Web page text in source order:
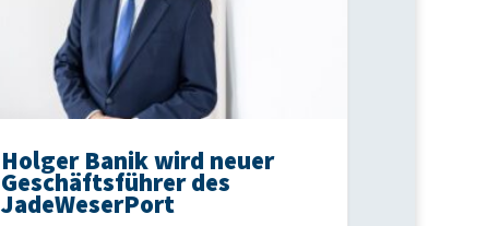
Holger Banik wird neuer
Geschäftsführer des
JadeWeserPort